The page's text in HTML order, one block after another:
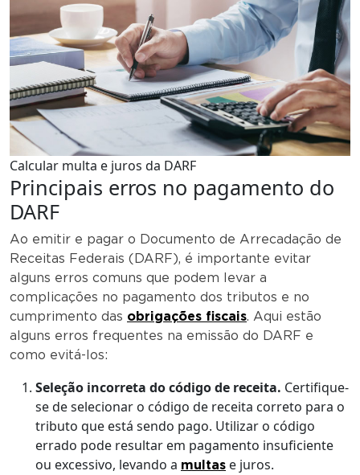
Calcular multa e juros da DARF
Principais erros no pagamento do
DARF
Ao emitir e pagar o Documento de Arrecadação de
Receitas Federais (DARF), é importante evitar
alguns erros comuns que podem levar a
complicações no pagamento dos tributos e no
cumprimento das obrigações fiscais. Aqui estão
alguns erros frequentes na emissão do DARF e
como evitá-los:
Seleção incorreta do código de receita. Certifique-
se de selecionar o código de receita correto para o
tributo que está sendo pago. Utilizar o código
errado pode resultar em pagamento insuficiente
ou excessivo, levando a multas e juros.